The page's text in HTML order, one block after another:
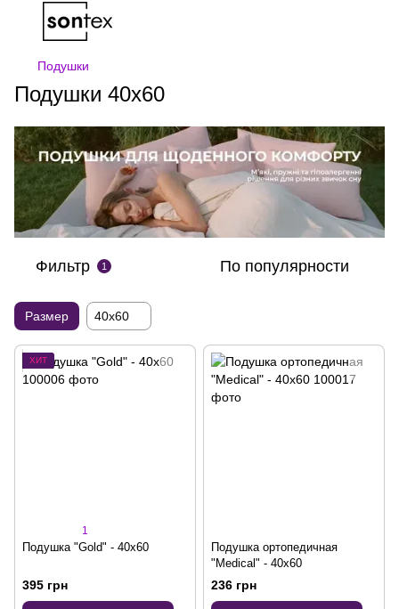
Подушки
Подушки 40x60
Фильтр 1 По популярности
Размер 40х60
ХИТ
1
Подушка "Gold" - 40x60
395 грн
Подушка ортопедичная
"Medical" - 40x60
236 грн